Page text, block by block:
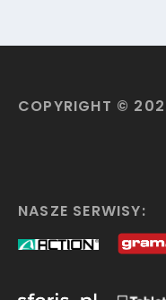
COPYRIGHT ©
NASZE SERWISY: